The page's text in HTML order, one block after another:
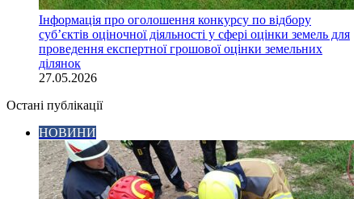
Інформація про оголошення конкурсу по відбору
суб’єктів оціночної діяльності у сфері оцінки земель для
проведення експертної грошової оцінки земельних
ділянок
27.05.2026
Остані публікації
НОВИНИ